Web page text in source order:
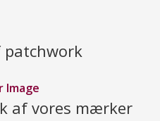
patchwork
af vores mærker